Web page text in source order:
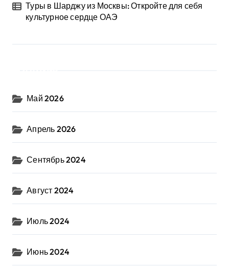
Туры в Шарджу из Москвы: Откройте для себя
культурное сердце ОАЭ
Май 2026
Апрель 2026
Сентябрь 2024
Август 2024
Июль 2024
Июнь 2024